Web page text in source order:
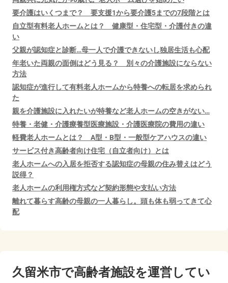
要介護はいくつまで？ 要支援1から要介護5までの7段階とは
自立型有料老人ホームとは？ 健康型・住宅型・介護付きの違
い
父親が認知症と診断…母一人で介護できないし独居生活も心配
年老いた両親の面倒はどう見る？ 別々の介護施設にならない
方法
認知症が進行して有料老人ホームから特養への転居を求められ
た
親を介護施設に入れたいが特養など老人ホームの空きがない…
特養・老健・介護療養型医療施設・介護医療院の費用の違い
軽費老人ホームとは？ A型・B型・一般型ケアハウスの違い
サービス付き高齢者向け住宅（自立者向け）とは
老人ホームへの入居を拒否する認知症の母親の住み替えはどう
説得？
老人ホームの利用権方式など契約形態や支払い方法
離れて暮らす高齢の母親の一人暮らし。頭も体も弱ってきて心
配
久留米市で高齢者施設を運営してい